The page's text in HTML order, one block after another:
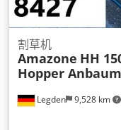
Legden 9,528 km
割草机
Amazone HH
Hopper